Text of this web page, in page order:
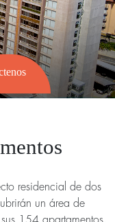
residencial de dos
un área de